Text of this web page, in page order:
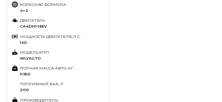
КОЛЕСНАЯ ФОРМУЛА
4×2
ДВИГАТЕЛЬ
CA4DH1-18EV
МОЩНОСТЬ ДВИГАТЕЛЯ, Л.С.
160
МОДЕЛЬ КПП
WLY6G70
ПОЛНАЯ МАССА АВТО, КГ
11950
ТОПЛИВНЫЙ БАК, Л
200
ПРОИЗВОДИТЕЛЬ